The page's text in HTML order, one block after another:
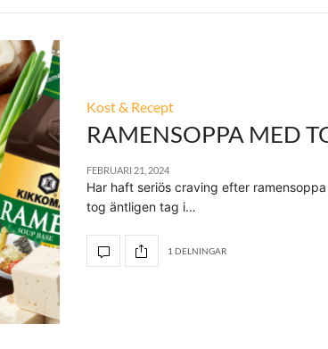
Kost & Recept
RAMENSOPPA MED
FEBRUARI 21, 2024
Har haft seriös craving efter
tog äntligen tag i…
1 DELNINGAR